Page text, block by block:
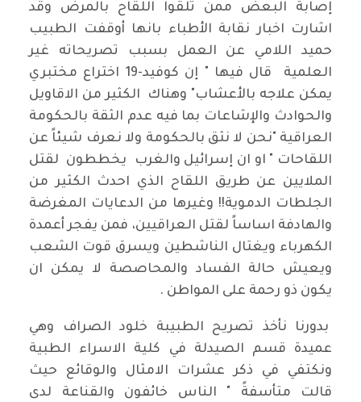
إصابة البعض ممن تلقوا اللقاح بالمرض وقد
اشارت اخبار نقابة الأطباء بانها أوقفت الطبيب
حميد اللامي عن العمل بسبب تصريحاته غير
العلمية قال فيها " إن كوفيد-19 اختراع مختبري
يمكن علاجه بالأعشاب" وهناك الكثير من الاقاويل
والحوادث والإشاعات بما فيه عدم الثقة بالحكومة
العراقية "نحن لا نثق بالحكومة ولا نعرف شيئاً عن
اللقاحات " او ان إسرائيل والغرب يخططون لقتل
الملايين عن طريق اللقاح الذي احدث الكثير من
الجلطات الدموية!! وغيرها من الدعايات المغرضة
والهادفة اساساً لقتل العراقيين، فمن يفجر أعمدة
الكهرباء ويغتال الناشطين ويسرق قوت الشعب
ويعيش حالة الفساد والمحاصصة لا يمكن ان
يكون ذو رحمة على المواطن .
بدورنا نأخذ تصريح الطبيبة خلود الصراف وهي
عميدة قسم الصيدلة في كلية الاسراء الطبية
ونكتفي في ذكر عشرات الامثال والوقائع حيث
قالت متأسفةً " الناس خائفون والقناعة لدى